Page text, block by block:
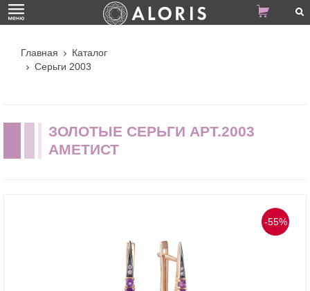
Главная
Каталог
Серьги 2003
ЗОЛОТЫЕ СЕРЬГИ АРТ.2003
АМЕТИСТ
-55%